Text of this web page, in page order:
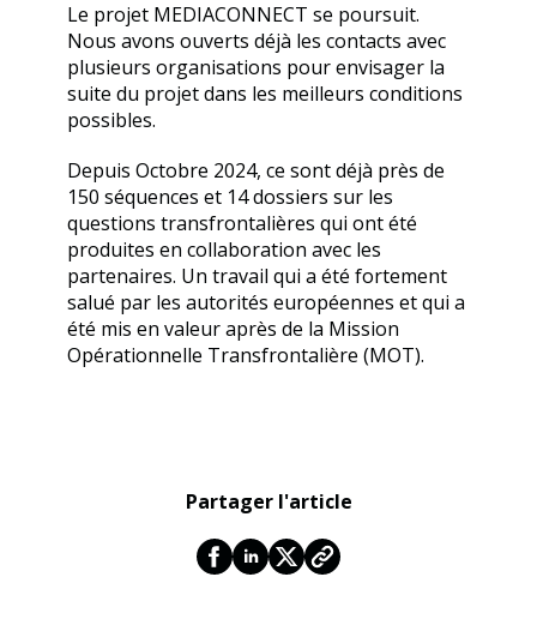
Le projet MEDIACONNECT se poursuit.
Nous avons ouverts déjà les contacts avec
plusieurs organisations pour envisager la
suite du projet dans les meilleurs conditions
possibles.
Depuis Octobre 2024, ce sont déjà près de
150 séquences et 14 dossiers sur les
questions transfrontalières qui ont été
produites en collaboration avec les
partenaires. Un travail qui a été fortement
salué par les autorités européennes et qui a
été mis en valeur après de la Mission
Opérationnelle Transfrontalière (MOT).
Partager l'article